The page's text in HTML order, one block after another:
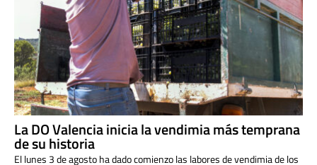
La DO Valencia inicia la vendimia más temprana
de su historia
El lunes 3 de agosto ha dado comienzo las labores de vendimia de los